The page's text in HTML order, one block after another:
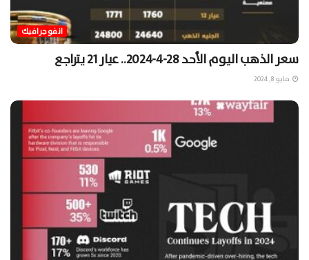
انفوجرافيك
سعر الذهب اليوم الأحد 28-4-2024.. عيار 21 يتراجع
مايو 8, 2024